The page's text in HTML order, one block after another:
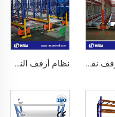
أنظمة أرفف نقل البالته OEM/ODM لغرف التبريد نظام أرفف النقل اللاسلكي ثنائي الاتجاه